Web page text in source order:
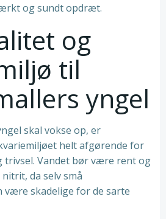
og sundt opdræt.
og
til
yngel
skal vokse op, er
helt afgørende for
trivsel. Vandet bør være rent og
da selv små
være skadelige for de sarte